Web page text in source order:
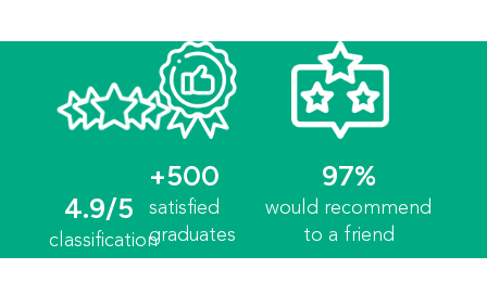
4.9/5
classification
+500
satisfied
graduates
97%
would recommend
to a friend